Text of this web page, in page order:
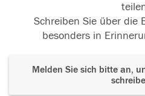
Schreiben Sie über die
besonders in
Melden Sie sich bitte an,